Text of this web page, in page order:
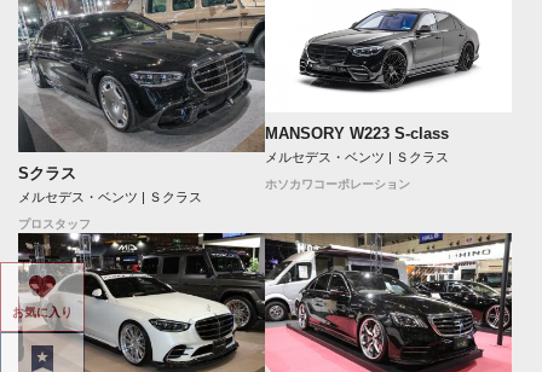
Sクラス
メルセデス・ベンツ | Ｓクラス
プロスタッフ
MANSORY W223 S-class
メルセデス・ベンツ | Ｓクラス
ホソカワコーポレーション
お気に入り